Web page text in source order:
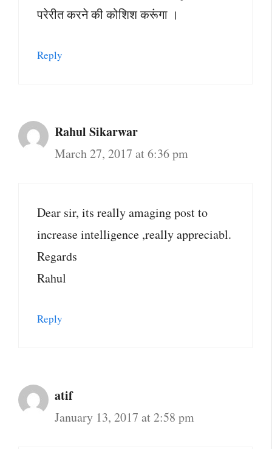
परेरीत करने की कोशिश करूंगा ।
Reply
Rahul Sikarwar
March 27, 2017 at 6:36 pm
Dear sir, its really amaging post to
increase intelligence ,really appreciabl.
Regards
Rahul
Reply
atif
January 13, 2017 at 2:58 pm